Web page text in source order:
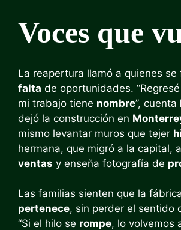
Voces que
La reapertura llamó a quienes se
falta de oportunidades.
mi trabajo tiene nombre”, cuenta
dejó la construcción en
mismo levantar muros que tejer
hermana, que migró a la capital,
ventas y enseña fotografía de
Las familias sienten que la
pertenece, sin perder el sentido
“Si el hilo se rompe, lo volvemos